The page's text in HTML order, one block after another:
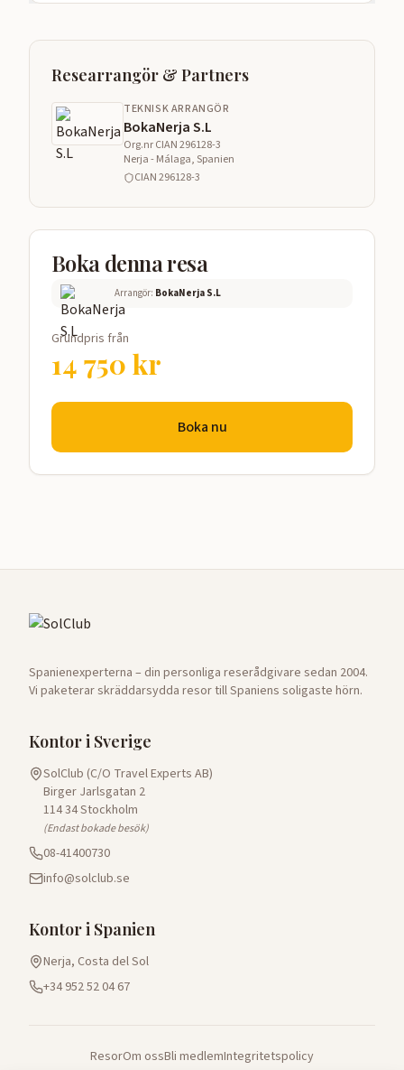
Researrangör & Partners
TEKNISK ARRANGÖR
BokaNerja S.L
Org.nrCIAN 296128-3
Nerja - Málaga, Spanien
CIAN 296128-3
Boka denna resa
Arrangör: BokaNerja S.L
Grundpris från
14 750 kr
Boka nu
Spanienexperterna – din personliga reserådgivare sedan 2004.
Vi paketerar skräddarsydda resor till Spaniens soligaste hörn.
Kontor i Sverige
SolClub (C/O Travel Experts AB)
Birger Jarlsgatan 2
114 34 Stockholm
(Endast bokade besök)
08-41400730
info@solclub.se
Kontor i Spanien
Nerja, Costa del Sol
+34 952 52 04 67
ResorOm ossBli medlemIntegritetspolicy